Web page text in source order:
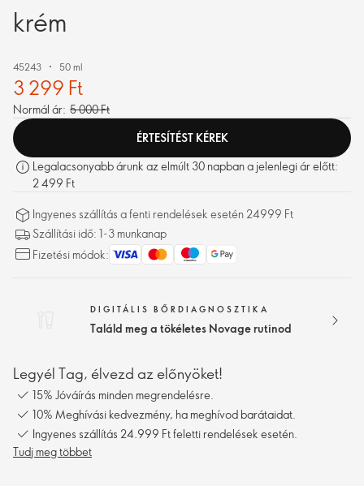
krém
45243 50 ml
3 299 Ft
Normál ár: 5 000 Ft
ÉRTESÍTÉST KÉREK
Legalacsonyabb árunk az elmúlt 30 napban a jelenlegi ár előtt:
2 499 Ft
Ingyenes szállítás a fenti rendelések esetén 24999 Ft
Szállítási idő: 1-3 munkanap
Fizetési módok:
DIGITÁLIS BŐRDIAGNOSZTIKA
Találd meg a tökéletes Novage rutinod
Legyél Tag, élvezd az előnyöket!
15% Jóváírás minden megrendelésre.
10% Meghívási kedvezmény, ha meghívod barátaidat.
Ingyenes szállítás 24.999 Ft feletti rendelések esetén.
Tudj meg többet